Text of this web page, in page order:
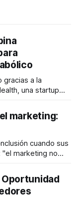
gracias a la
una startup
y monitoreo
a tomar mejores
propuesta busca
marketing:
cuando sus
marketing no
Durante
el especialista en
Oportunidad